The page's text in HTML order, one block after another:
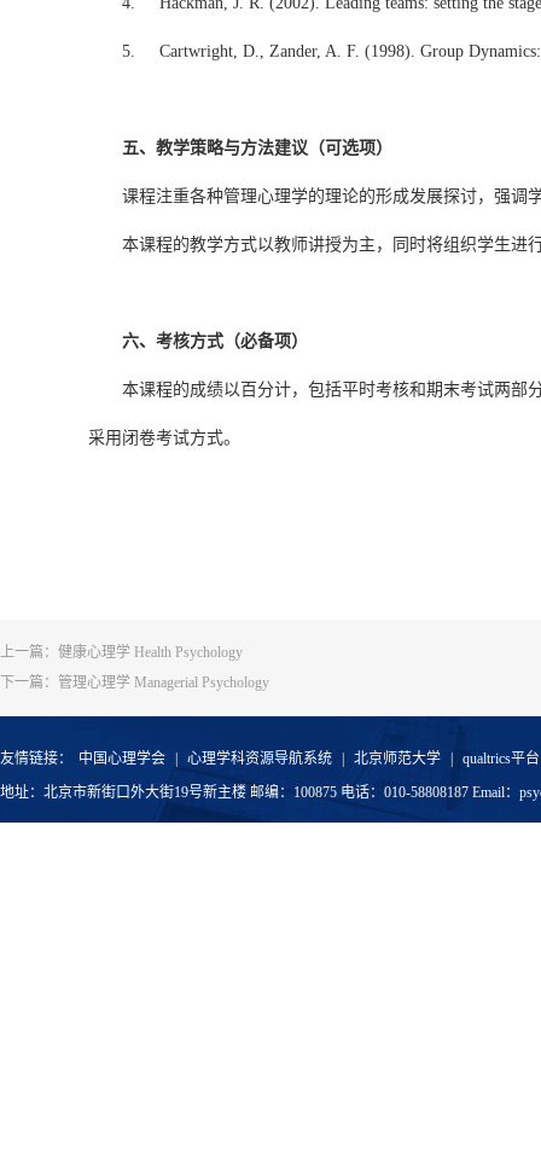
5. Cartwright, D., Zander, A. F. (1998). Group Dynamics:
五、教学策略与方法建议（可选项）
课程注重各种管理心理学的理论的形成发展探讨，强调
本课程的教学方式以教师讲授为主，同时将组织学生进
六、考核方式（必备项）
本课程的成绩以百分计，包括平时考核和期末考试两部
采用闭卷考试方式。
上一篇： 健康心理学 Health Psychology
下一篇： 管理心理学 Managerial Psychology
友情链接： 中国心理学会 心理学科资源导航系统 北京师范大学
qualtrics平台
地址：北京市新街口外大街19号新主楼 邮编：100875 电话：010-58808187 Email：